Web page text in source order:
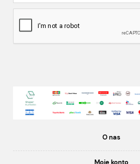
O nas